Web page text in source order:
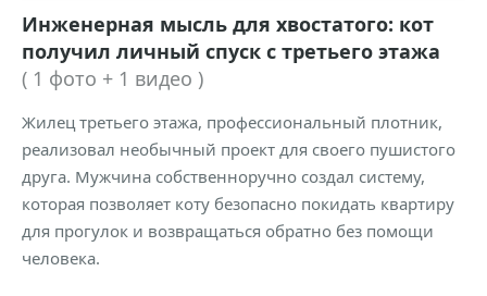
Инженерная мысль для хвостатого: кот
получил личный спуск с третьего этажа
( 1 фото + 1 видео )
Жилец третьего этажа, профессиональный плотник,
реализовал необычный проект для своего пушистого
друга. Мужчина собственноручно создал систему,
которая позволяет коту безопасно покидать квартиру
для прогулок и возвращаться обратно без помощи
человека.